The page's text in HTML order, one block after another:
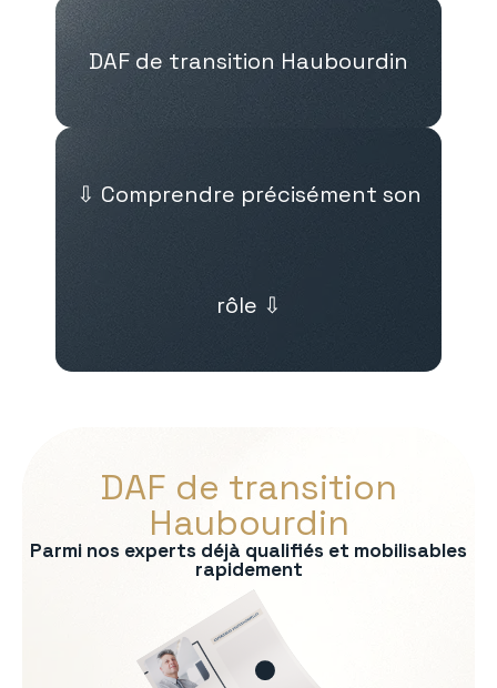
DAF de transition Haubourdin
⇩ Comprendre précisément son
rôle ⇩
DAF de transition
Haubourdin
Parmi nos experts déjà qualifiés et mobilisables
rapidement